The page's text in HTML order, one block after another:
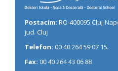
Postacím: RO-400095 Cluj-
jud. Cluj
Telefon: 00 40 264 59 07 15.
Fax: 00 40 264 43 06 88